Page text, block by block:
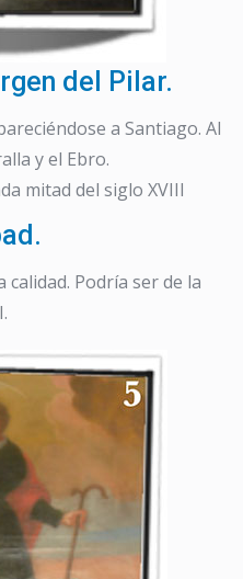
del Pilar.
a Santiago. Al
y el Ebro.
mitad del siglo XVIII
Podría ser de la